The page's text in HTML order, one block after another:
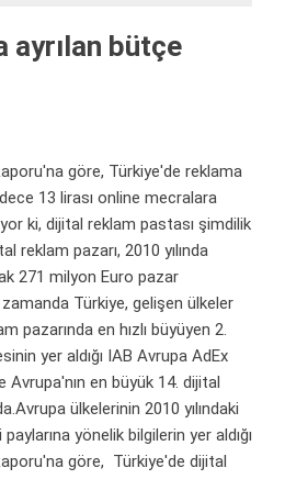
ayrılan bütçe
göre, Türkiye'de reklama
13 lirası online mecralara
ki, dijital reklam pastası şimdilik
reklam pazarı, 2010 yılında
271 milyon Euro pazar
zamanda Türkiye, gelişen ülkeler
pazarında en hızlı büyüyen 2.
yer aldığı IAB Avrupa AdEx
Avrupa'nın en büyük 14. dijital
ülkelerinin 2010 yılındaki
yönelik bilgilerin yer aldığı
göre, Türkiye'de dijital